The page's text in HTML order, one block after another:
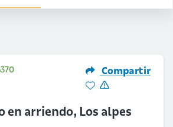
Compartir
en arriendo, Los alpes